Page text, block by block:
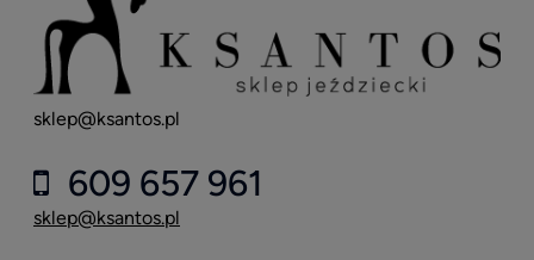
sklep@ksantos.pl
609 657 961
sklep@ksantos.pl